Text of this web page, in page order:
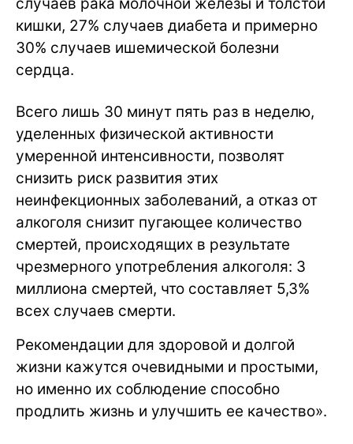
кишки, 27% случаев диабета и примерно
30% случаев ишемической болезни
сердца.
Всего лишь 30 минут пять раз в неделю,
уделенных физической активности
умеренной интенсивности, позволят
снизить риск развития этих
неинфекционных заболеваний, а отказ от
алкоголя снизит пугающее количество
смертей, происходящих в результате
чрезмерного употребления алкоголя: 3
миллиона смертей, что составляет 5,3%
всех случаев смерти.
Рекомендации для здоровой и долгой
жизни кажутся очевидными и простыми,
но именно их соблюдение способно
продлить жизнь и улучшить ее качество».